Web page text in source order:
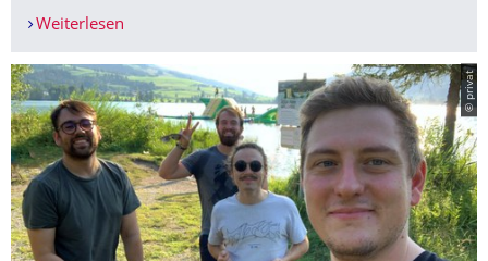
Weiterlesen
© privat